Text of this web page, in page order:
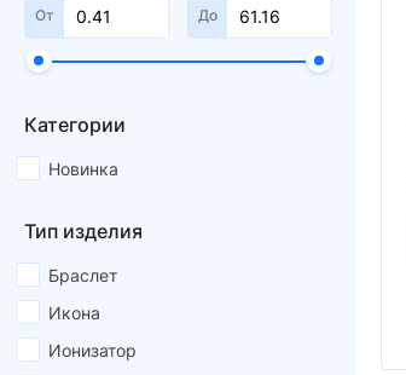
От До
Категории
Новинка
Тип изделия
Браслет
Икона
Ионизатор